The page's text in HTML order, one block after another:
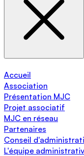
Accueil
Association
Présentation MJC
Projet associatif
MJC en réseau
Partenaires
Conseil
L'équipe